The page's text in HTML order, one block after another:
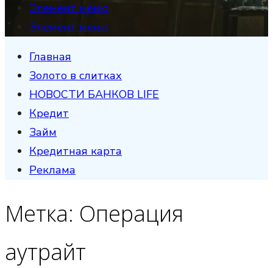
Элемент меню
Элемент меню
Главная
Золото в слитках
НОВОСТИ БАНКОВ LIFE
Кредит
Займ
Кредитная карта
Реклама
Метка: Операция
аутрайт